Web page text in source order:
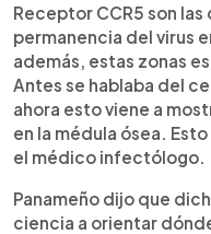
Receptor CCR5 son
permanencia del virus
además, estas zonas
Antes se hablaba del
ahora esto viene a
en la médula ósea.
el médico infectólogo.
Panameño dijo que
ciencia a orientar